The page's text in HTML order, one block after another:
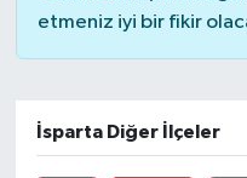
etmeniz iyi bir fikir
İsparta Diğer İlçeler